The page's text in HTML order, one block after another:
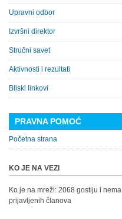
Upravni odbor
Izvršni direktor
Stručni savet
Aktivnosti i rezultati
Bliski linkovi
PRAVNA POMOĆ
Početna strana
KO JE NA VEZI
Ko je na mreži: 2068 gostiju i nema
prijavljenih članova